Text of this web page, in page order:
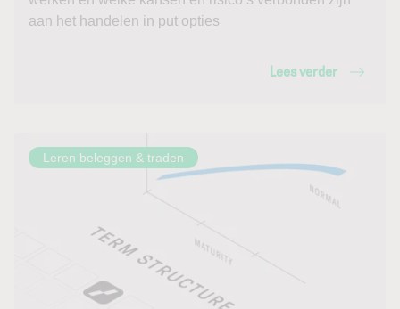
aan het handelen in put opties
Lees verder
Leren beleggen & traden